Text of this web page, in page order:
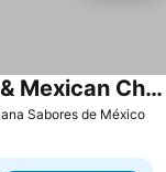
Sabores de México
Hacienda Buenaventura Hotel & Mexican Charm - All Inclusive